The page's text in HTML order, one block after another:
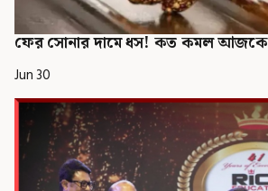
ফের সোনার দামে ধস! কত কমল
Jun 30